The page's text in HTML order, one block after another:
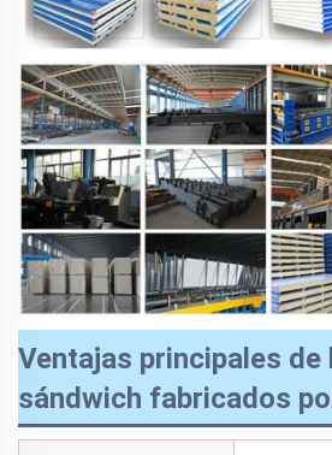
Ventajas principales de
sándwich fabricados